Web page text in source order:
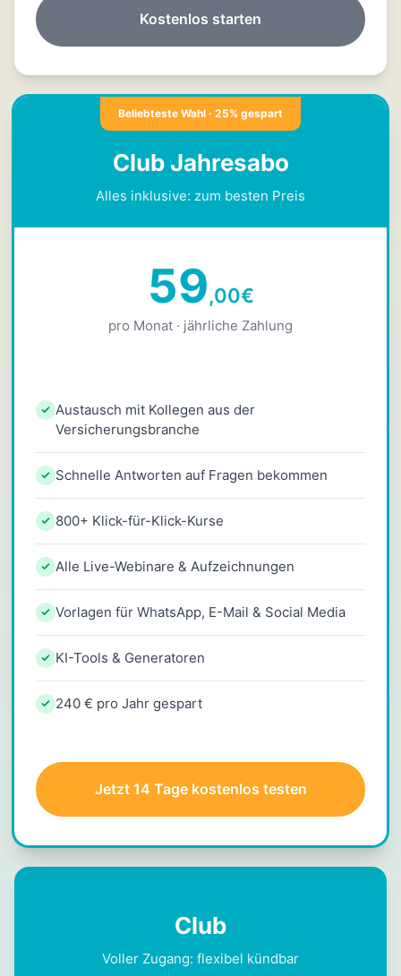
Kostenlos starten
Beliebteste Wahl · 25% gespart
Club Jahresabo
Alles inklusive: zum besten Preis
59,00€
pro Monat · jährliche Zahlung
Austausch mit Kollegen aus der
Versicherungsbranche
Schnelle Antworten auf Fragen bekommen
800+ Klick-für-Klick-Kurse
Alle Live-Webinare & Aufzeichnungen
Vorlagen für WhatsApp, E-Mail & Social Media
KI-Tools & Generatoren
240 € pro Jahr gespart
Jetzt 14 Tage kostenlos testen
Club
Voller Zugang: flexibel kündbar